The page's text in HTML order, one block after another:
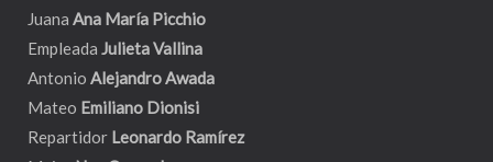
Juana Ana María Picchio
Empleada Julieta Vallina
Antonio Alejandro Awada
Mateo Emiliano Dionisi
Repartidor Leonardo Ramírez